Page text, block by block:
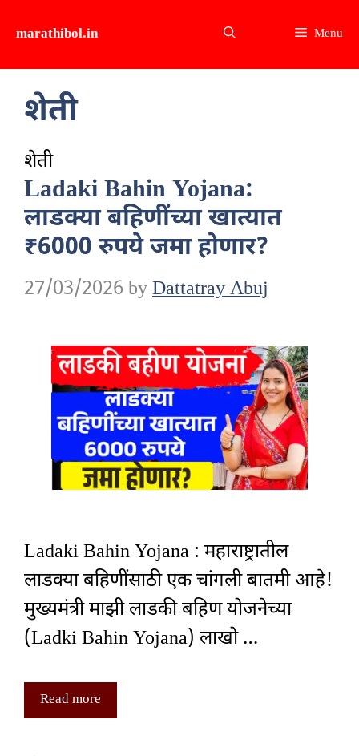
content
marathibol.in Menu
शेती
शेती
Ladaki Bahin Yojana:
लाडक्या बहिणींच्या खात्यात
₹6000 रुपये जमा होणार?
27/03/2026 byDattatray Abuj
Ladaki Bahin Yojana : महाराष्ट्रातील
लाडक्या बहिणींसाठी एक चांगली बातमी आहे!
मुख्यमंत्री माझी लाडकी बहिण योजनेच्या
(Ladki Bahin Yojana) लाखो …
Read more